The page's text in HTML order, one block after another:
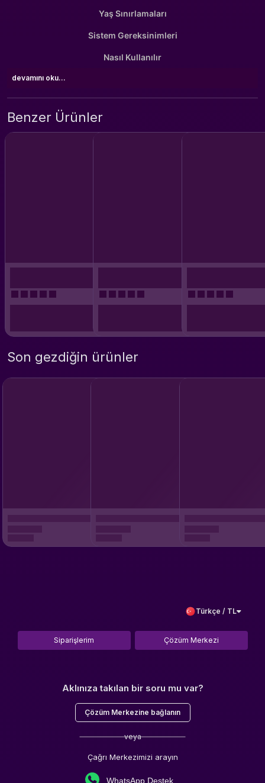
Yaş Sınırlamaları
Sistem Gereksinimleri
Nasıl Kullanılır
devamını oku...
Benzer Ürünler
Son gezdiğin ürünler
Türkçe / TL
Siparişlerim Çözüm Merkezi
Aklınıza takılan bir soru mu var?
Çözüm Merkezine bağlanın
veya
Çağrı Merkezimizi arayın
WhatsApp Destek